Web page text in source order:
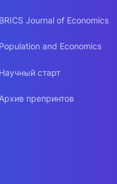
BRICS Journal of Economics
Population and Economics
Научный старт
Архив препринтов